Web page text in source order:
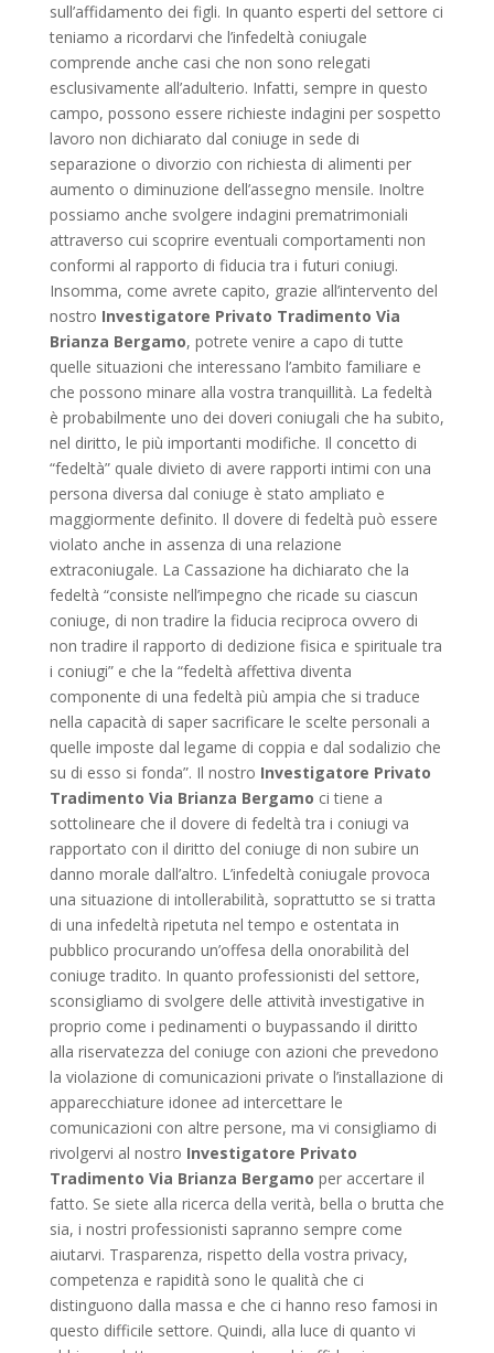
sull’affidamento dei figli. In quanto esperti del settore ci
teniamo a ricordarvi che l’infedeltà coniugale
comprende anche casi che non sono relegati
esclusivamente all’adulterio. Infatti, sempre in questo
campo, possono essere richieste indagini per sospetto
lavoro non dichiarato dal coniuge in sede di
separazione o divorzio con richiesta di alimenti per
aumento o diminuzione dell’assegno mensile. Inoltre
possiamo anche svolgere indagini prematrimoniali
attraverso cui scoprire eventuali comportamenti non
conformi al rapporto di fiducia tra i futuri coniugi.
Insomma, come avrete capito, grazie all’intervento del
nostro Investigatore Privato Tradimento Via
Brianza Bergamo, potrete venire a capo di tutte
quelle situazioni che interessano l’ambito familiare e
che possono minare alla vostra tranquillità. La fedeltà
è probabilmente uno dei doveri coniugali che ha subito,
nel diritto, le più importanti modifiche. Il concetto di
“fedeltà” quale divieto di avere rapporti intimi con una
persona diversa dal coniuge è stato ampliato e
maggiormente definito. Il dovere di fedeltà può essere
violato anche in assenza di una relazione
extraconiugale. La Cassazione ha dichiarato che la
fedeltà “consiste nell’impegno che ricade su ciascun
coniuge, di non tradire la fiducia reciproca ovvero di
non tradire il rapporto di dedizione fisica e spirituale tra
i coniugi” e che la “fedeltà affettiva diventa
componente di una fedeltà più ampia che si traduce
nella capacità di saper sacrificare le scelte personali a
quelle imposte dal legame di coppia e dal sodalizio che
su di esso si fonda”. Il nostro Investigatore Privato
Tradimento Via Brianza Bergamo ci tiene a
sottolineare che il dovere di fedeltà tra i coniugi va
rapportato con il diritto del coniuge di non subire un
danno morale dall’altro. L’infedeltà coniugale provoca
una situazione di intollerabilità, soprattutto se si tratta
di una infedeltà ripetuta nel tempo e ostentata in
pubblico procurando un’offesa della onorabilità del
coniuge tradito. In quanto professionisti del settore,
sconsigliamo di svolgere delle attività investigative in
proprio come i pedinamenti o buypassando il diritto
alla riservatezza del coniuge con azioni che prevedono
la violazione di comunicazioni private o l’installazione di
apparecchiature idonee ad intercettare le
comunicazioni con altre persone, ma vi consigliamo di
rivolgervi al nostro Investigatore Privato
Tradimento Via Brianza Bergamo per accertare il
fatto. Se siete alla ricerca della verità, bella o brutta che
sia, i nostri professionisti sapranno sempre come
aiutarvi. Trasparenza, rispetto della vostra privacy,
competenza e rapidità sono le qualità che ci
distinguono dalla massa e che ci hanno reso famosi in
questo difficile settore. Quindi, alla luce di quanto vi